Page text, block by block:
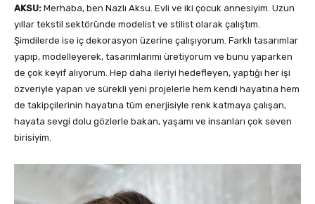
AKSU: Merhaba, ben Nazlı Aksu. Evli ve iki çocuk annesiyim. Uzun
yıllar tekstil sektöründe modelist ve stilist olarak çalıştım.
Şimdilerde ise iç dekorasyon üzerine çalışıyorum. Farklı tasarımlar
yapıp, modelleyerek, tasarımlarımı üretiyorum ve bunu yaparken
de çok keyif alıyorum. Hep daha ileriyi hedefleyen, yaptığı her işi
özveriyle yapan ve sürekli yeni projelerle hem kendi hayatına hem
de takipçilerinin hayatına tüm enerjisiyle renk katmaya çalışan,
hayata sevgi dolu gözlerle bakan, yaşamı ve insanları çok seven
birisiyim.